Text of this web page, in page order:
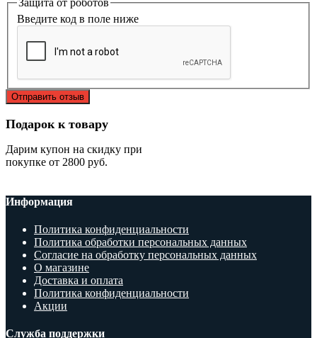
Введите код в поле ниже
Отправить отзыв
Подарок к товару
Дарим купон на скидку при
покупке от 2800 руб.
Информация
Политика конфиденциальности
Политика обработки персональных данных
Согласие на обработку персональных данных
О магазине
Доставка и оплата
Политика конфиденциальности
Акции
Служба поддержки